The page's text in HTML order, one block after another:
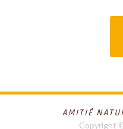
AMITIÉ
Copyright